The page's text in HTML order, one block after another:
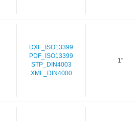
DXF_ISO13399
PDF_ISO13399
STP_DIN4003
XML_DIN4000
1"